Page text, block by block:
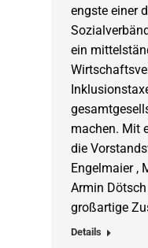
engste einer
ein
machen. Mit
die
Engelmaier ,
Armin
großartige
Details